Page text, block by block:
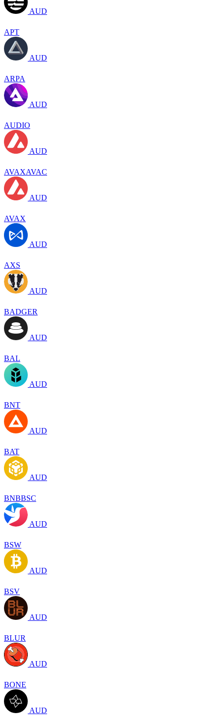
AUD
APT
AUD
ARPA
AUD
AUDIO
AUD
AVAXAVAC
AUD
AVAX
AUD
AXS
AUD
BADGER
AUD
BAL
AUD
BNT
AUD
BAT
AUD
BNBBSC
AUD
BSW
AUD
BSV
AUD
BLUR
AUD
BONE
AUD